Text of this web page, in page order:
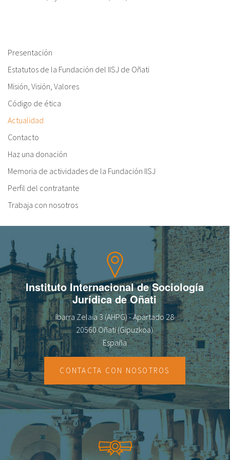
Presentación
Estatutos de la Fundación del IISJ de Oñati
Misión, Visión, Valores
Código de ética
Actualidad
Contacto
Haz una donación
Memoria de actividades de la Fundación IISJ
Perfil del contratante
Trabaja con nosotros
Instituto Internacional de Sociología
Jurídica de Oñati
Ibarra Zelaia 3 (AHPG) - Apartado 28
20560 Oñati (Gipuzkoa)
España
CONTACTA CON NOSOTROS